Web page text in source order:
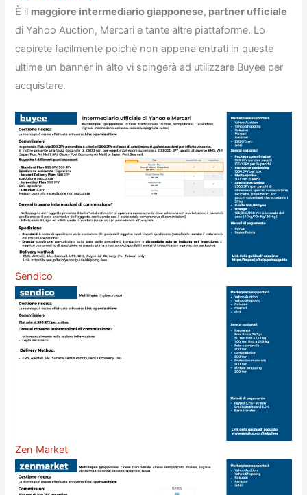
È il maggiore intermediario giapponese, partner ufficiale
di Yahoo Auction, Mercari e tante altre piattaforme. Lo
capirete facilmente poichè non appena entrati in queste
ultime un banner in alto vi spingerà ad utilizzare Buyee per
acquistare.
Sendico
Zen Market